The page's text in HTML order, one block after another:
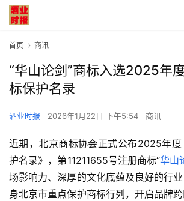
首页 商讯
“华山论剑”商标入选2025年
标保护名录
酒业时报 2026年1月22日 下午5:54 商讯
近期，北京商标协会正式公布2025年
护名录》，第11211655号注册商标“华山
场影响力、深厚的文化底蕴及良好的行
身北京市重点保护商标行列，开启品牌